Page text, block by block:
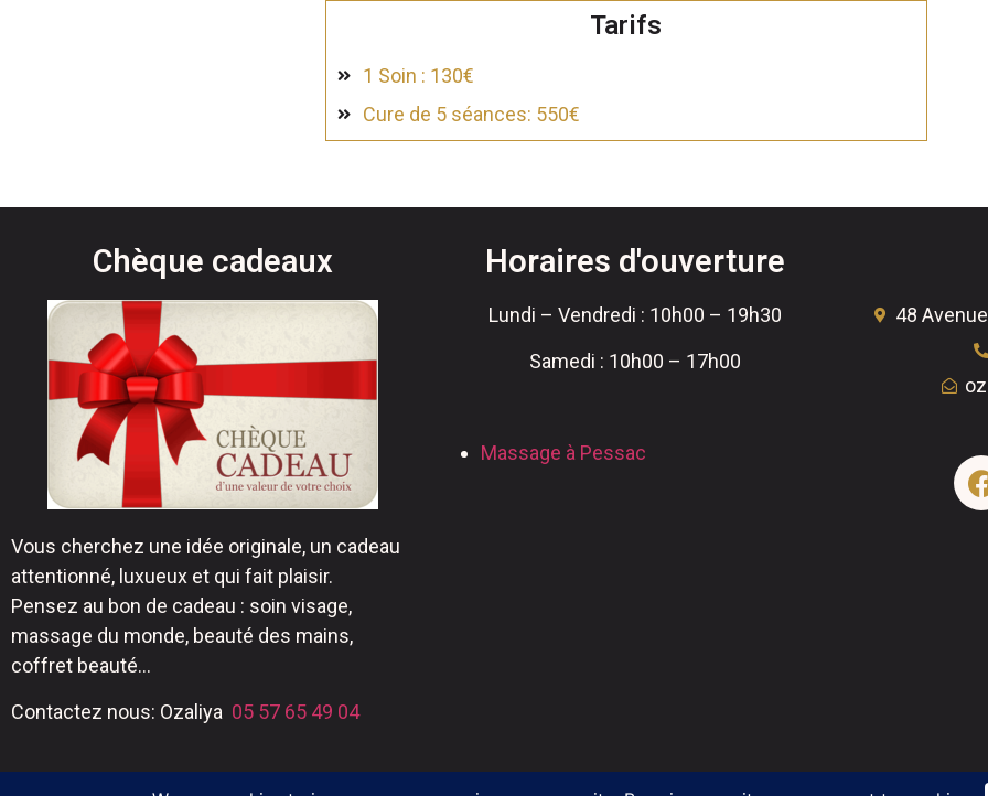
Tarifs
1 Soin : 130€
Cure de 5 séances: 550€
Chèque cadeaux
Vous cherchez une idée originale, un cadeau
attentionné, luxueux et qui fait plaisir.
Pensez au bon de cadeau : soin visage,
massage du monde, beauté des mains,
coffret beauté…
Contactez nous: Ozaliya 05 57 65 49 04
Horaires d'ouverture
Lundi – Vendredi : 10h00 – 19h30
Samedi : 10h00 – 17h00
Massage à Pessac
48